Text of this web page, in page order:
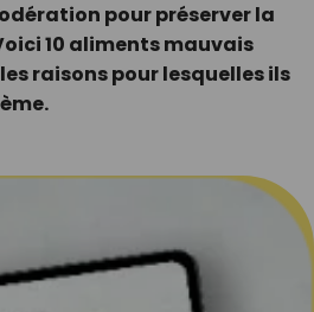
pour préserver la
10 aliments mauvais
raisons pour lesquelles ils